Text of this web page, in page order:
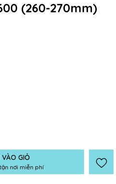
(260-270mm)
VÀO GIỎ
nơi miễn phí